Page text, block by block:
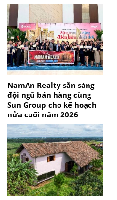
NamAn Realty sẵn sàng
đội ngũ bán hàng cùng
Sun Group cho kế hoạch
nửa cuối năm 2026